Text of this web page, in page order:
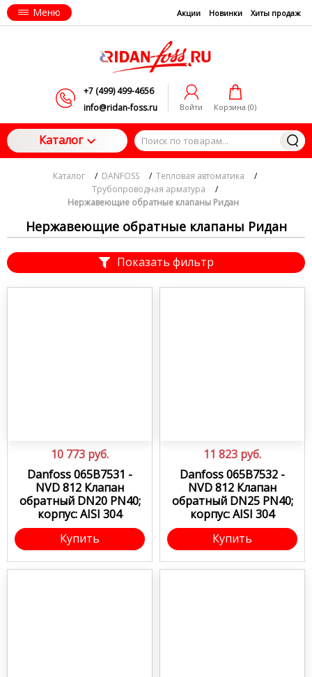
Меню Акции Новинки Хиты продаж
+7 (499) 499-4656
info@ridan-foss.ru
Войти Корзина (0)
Каталог
Каталог / DANFOSS / Тепловая автоматика
/
Трубопроводная арматура
/
Нержавеющие обратные клапаны Ридан
Нержавеющие обратные клапаны Ридан
Показать фильтр
10 773 руб.
Danfoss 065B7531 -
NVD 812 Клапан
обратный DN20 PN40;
корпус: AISI 304
Купить
11 823 руб.
Danfoss 065B7532 -
NVD 812 Клапан
обратный DN25 PN40;
корпус: AISI 304
Купить